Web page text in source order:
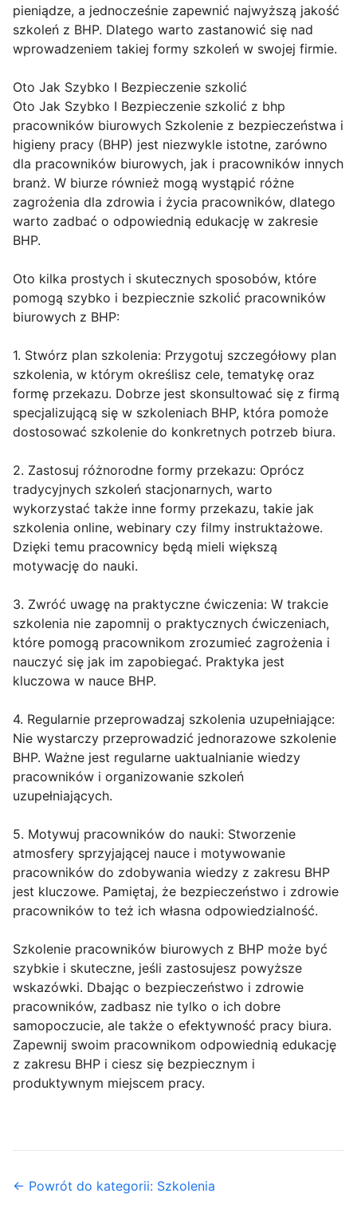
pieniądze, a jednocześnie zapewnić najwyższą jakość
szkoleń z BHP. Dlatego warto zastanowić się nad
wprowadzeniem takiej formy szkoleń w swojej firmie.
Oto Jak Szybko I Bezpieczenie szkolić
Oto Jak Szybko I Bezpieczenie szkolić z bhp
pracowników biurowych Szkolenie z bezpieczeństwa i
higieny pracy (BHP) jest niezwykle istotne, zarówno
dla pracowników biurowych, jak i pracowników innych
branż. W biurze również mogą wystąpić różne
zagrożenia dla zdrowia i życia pracowników, dlatego
warto zadbać o odpowiednią edukację w zakresie
BHP.
Oto kilka prostych i skutecznych sposobów, które
pomogą szybko i bezpiecznie szkolić pracowników
biurowych z BHP:
1. Stwórz plan szkolenia: Przygotuj szczegółowy plan
szkolenia, w którym określisz cele, tematykę oraz
formę przekazu. Dobrze jest skonsultować się z firmą
specjalizującą się w szkoleniach BHP, która pomoże
dostosować szkolenie do konkretnych potrzeb biura.
2. Zastosuj różnorodne formy przekazu: Oprócz
tradycyjnych szkoleń stacjonarnych, warto
wykorzystać także inne formy przekazu, takie jak
szkolenia online, webinary czy filmy instruktażowe.
Dzięki temu pracownicy będą mieli większą
motywację do nauki.
3. Zwróć uwagę na praktyczne ćwiczenia: W trakcie
szkolenia nie zapomnij o praktycznych ćwiczeniach,
które pomogą pracownikom zrozumieć zagrożenia i
nauczyć się jak im zapobiegać. Praktyka jest
kluczowa w nauce BHP.
4. Regularnie przeprowadzaj szkolenia uzupełniające:
Nie wystarczy przeprowadzić jednorazowe szkolenie
BHP. Ważne jest regularne uaktualnianie wiedzy
pracowników i organizowanie szkoleń
uzupełniających.
5. Motywuj pracowników do nauki: Stworzenie
atmosfery sprzyjającej nauce i motywowanie
pracowników do zdobywania wiedzy z zakresu BHP
jest kluczowe. Pamiętaj, że bezpieczeństwo i zdrowie
pracowników to też ich własna odpowiedzialność.
Szkolenie pracowników biurowych z BHP może być
szybkie i skuteczne, jeśli zastosujesz powyższe
wskazówki. Dbając o bezpieczeństwo i zdrowie
pracowników, zadbasz nie tylko o ich dobre
samopoczucie, ale także o efektywność pracy biura.
Zapewnij swoim pracownikom odpowiednią edukację
z zakresu BHP i ciesz się bezpiecznym i
produktywnym miejscem pracy.
← Powrót do kategorii: Szkolenia